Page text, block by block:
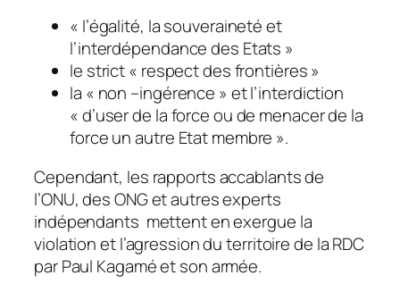
« l’égalité, la souveraineté et
l’interdépendance des Etats »
le strict « respect des frontières »
la « non –ingérence » et l’interdiction
« d’user de la force ou de menacer de la
force un autre Etat membre ».
Cependant, les rapports accablants de
l’ONU, des ONG et autres experts
indépendants mettent en exergue la
violation et l’agression du territoire de la RDC
par Paul Kagamé et son armée.